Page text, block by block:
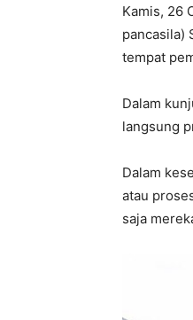
Kamis, 26
pancasila)
tempat
Dalam
langsung
Dalam
atau
saja